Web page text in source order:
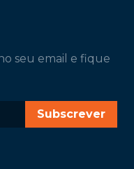
seu email e fique
Subscrever